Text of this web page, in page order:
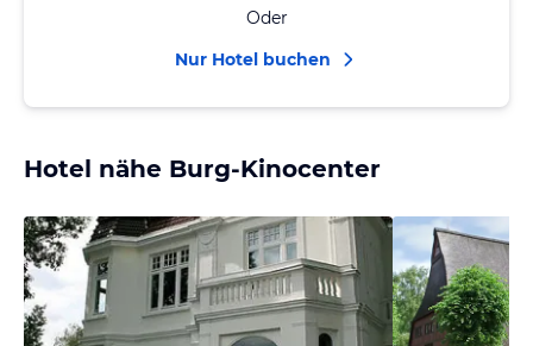
Oder
Nur Hotel buchen
Hotel nähe Burg-Kinocenter